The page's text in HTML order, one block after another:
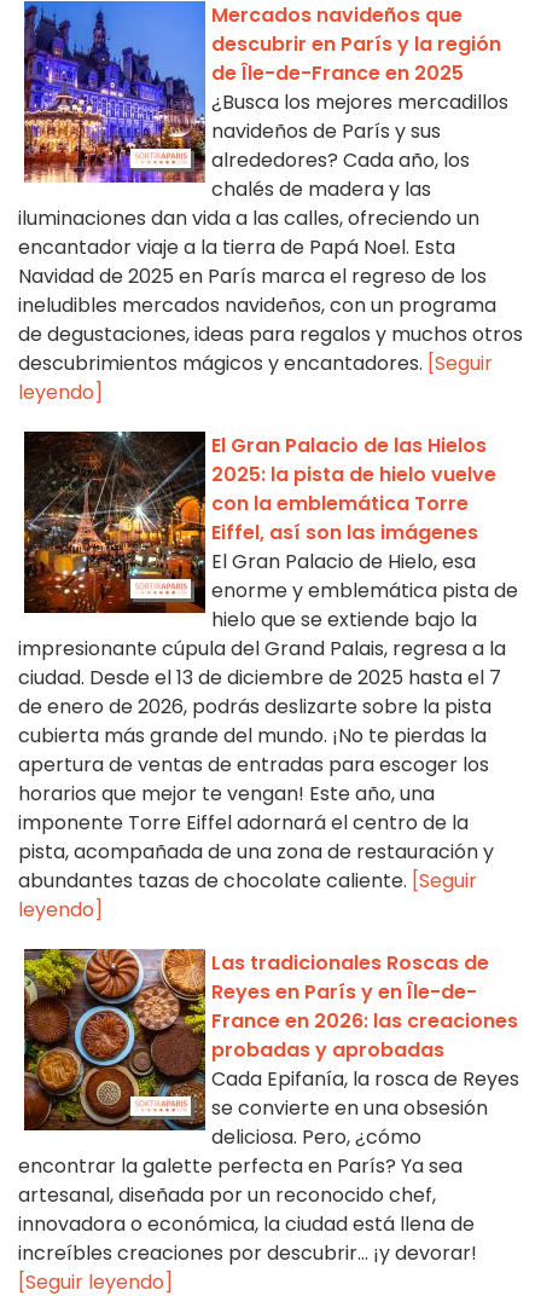
Mercados navideños que
descubrir en París y la región
de Île-de-France en 2025
¿Busca los mejores mercadillos
navideños de París y sus
alrededores? Cada año, los
chalés de madera y las
iluminaciones dan vida a las calles, ofreciendo un
encantador viaje a la tierra de Papá Noel. Esta
Navidad de 2025 en París marca el regreso de los
ineludibles mercados navideños, con un programa
de degustaciones, ideas para regalos y muchos otros
descubrimientos mágicos y encantadores. [Seguir
leyendo]
El Gran Palacio de las Hielos
2025: la pista de hielo vuelve
con la emblemática Torre
Eiffel, así son las imágenes
El Gran Palacio de Hielo, esa
enorme y emblemática pista de
hielo que se extiende bajo la
impresionante cúpula del Grand Palais, regresa a la
ciudad. Desde el 13 de diciembre de 2025 hasta el 7
de enero de 2026, podrás deslizarte sobre la pista
cubierta más grande del mundo. ¡No te pierdas la
apertura de ventas de entradas para escoger los
horarios que mejor te vengan! Este año, una
imponente Torre Eiffel adornará el centro de la
pista, acompañada de una zona de restauración y
abundantes tazas de chocolate caliente. [Seguir
leyendo]
Las tradicionales Roscas de
Reyes en París y en Île-de-
France en 2026: las creaciones
probadas y aprobadas
Cada Epifanía, la rosca de Reyes
se convierte en una obsesión
deliciosa. Pero, ¿cómo
encontrar la galette perfecta en París? Ya sea
artesanal, diseñada por un reconocido chef,
innovadora o económica, la ciudad está llena de
increíbles creaciones por descubrir... ¡y devorar!
[Seguir leyendo]